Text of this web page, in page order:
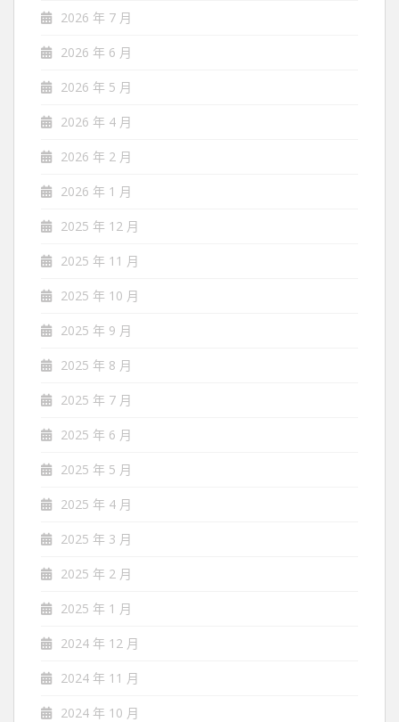
2026 年 7 月
2026 年 6 月
2026 年 5 月
2026 年 4 月
2026 年 2 月
2026 年 1 月
2025 年 12 月
2025 年 11 月
2025 年 10 月
2025 年 9 月
2025 年 8 月
2025 年 7 月
2025 年 6 月
2025 年 5 月
2025 年 4 月
2025 年 3 月
2025 年 2 月
2025 年 1 月
2024 年 12 月
2024 年 11 月
2024 年 10 月